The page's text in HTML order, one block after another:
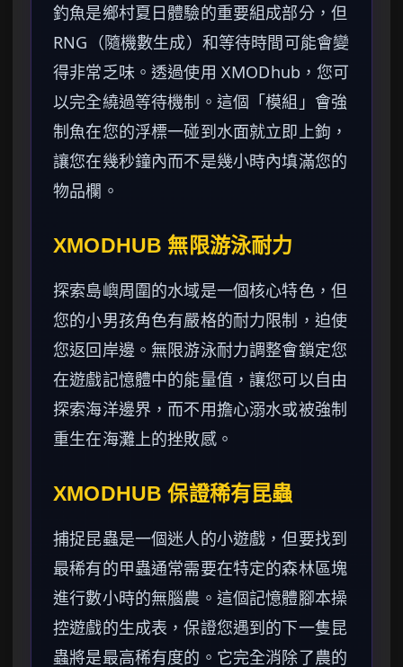
釣魚是鄉村夏日體驗的重要組成部分，但
RNG（隨機數生成）和等待時間可能會變
得非常乏味。透過使用 XMODhub，您可
以完全繞過等待機制。這個「模組」會強
制魚在您的浮標一碰到水面就立即上鉤，
讓您在幾秒鐘內而不是幾小時內填滿您的
物品欄。
XMODHUB 無限游泳耐力
探索島嶼周圍的水域是一個核心特色，但
您的小男孩角色有嚴格的耐力限制，迫使
您返回岸邊。無限游泳耐力調整會鎖定您
在遊戲記憶體中的能量值，讓您可以自由
探索海洋邊界，而不用擔心溺水或被強制
重生在海灘上的挫敗感。
XMODHUB 保證稀有昆蟲
捕捉昆蟲是一個迷人的小遊戲，但要找到
最稀有的甲蟲通常需要在特定的森林區塊
進行數小時的無腦農。這個記憶體腳本操
控遊戲的生成表，保證您遇到的下一隻昆
蟲將是最高稀有度的。它完全消除了農的